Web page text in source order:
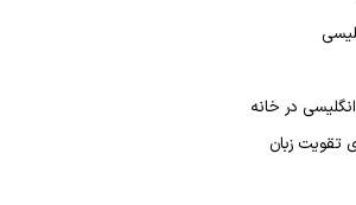
در خانه
تقویت زبان